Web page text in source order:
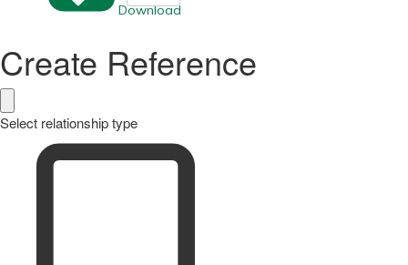
Download
Create Reference
Select relationship type